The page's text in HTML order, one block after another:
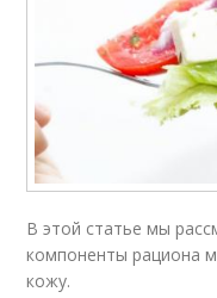
В этой статье мы
компоненты рациона
кожу.